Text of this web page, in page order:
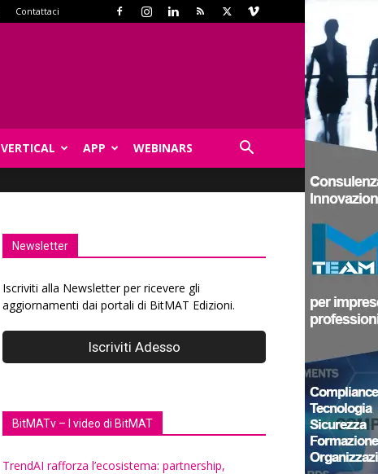
Contattaci
VERTICAL APP WEBINARS
Newsletter
Iscriviti alla Newsletter per ricevere gli
aggiornamenti dai portali di BitMAT Edizioni.
BitMATv – I video di BitMAT
TrendAI rafforza l’ecosistema: partnership,